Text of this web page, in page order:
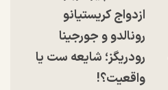
ازدواج کریستیانو
رونالدو و جورجینا
رودریگز؛ شایعه ست یا
واقعیت؟!